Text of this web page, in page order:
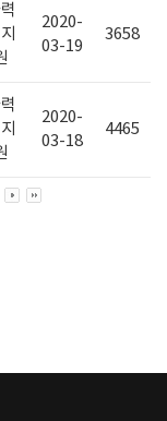
2020-
03-19
3658
2020-
03-18
4465